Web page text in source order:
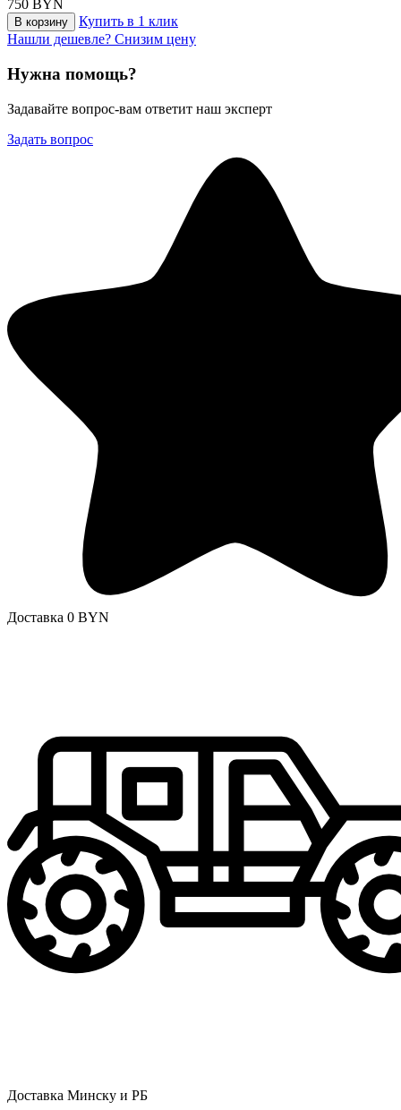
750 BYN
В корзину
Купить в 1 клик
Нашли дешевле? Снизим цену
Нужна помощь?
Задавайте вопрос-вам ответит наш эксперт
Задать вопрос
Доставка 0 BYN
Доставка Минску и РБ